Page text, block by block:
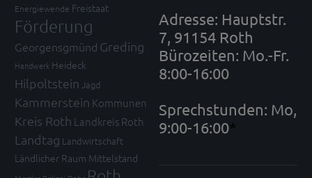
Energiewende Freistaat
Förderung
Georgensgmünd Greding
Handwerk Heideck
Hilpoltstein Jagd
Kammerstein Kommunen
Kreis Roth Landkreis Roth
Landtag Landwirtschaft
Ländlicher Raum Mittelstand
Adresse: Hauptstr.
7, 91154 Roth
Bürozeiten: Mo.-Fr.
8:00-16:00
Sprechstunden: Mo,
9:00-16:00*